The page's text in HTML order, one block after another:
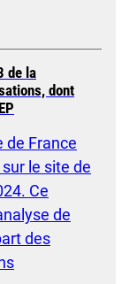
de la
dont
de France
le site de
Ce
de
des